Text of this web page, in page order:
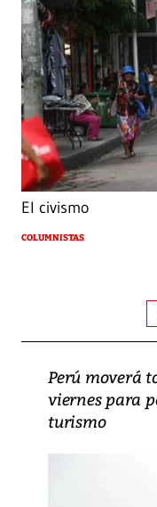
El civismo
COLUMNISTAS
Perú moverá
viernes para
turismo